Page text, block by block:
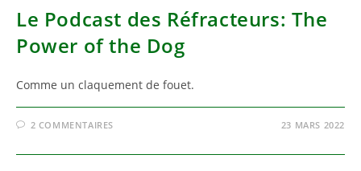
Le Podcast des Réfracteurs: The
Power of the Dog
Comme un claquement de fouet.
2 COMMENTAIRES 23 MARS 2022